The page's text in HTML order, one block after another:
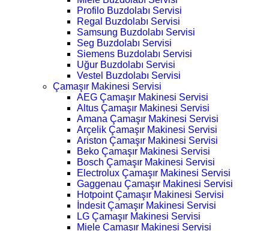
Profilo Buzdolabı Servisi
Regal Buzdolabı Servisi
Samsung Buzdolabı Servisi
Seg Buzdolabı Servisi
Siemens Buzdolabı Servisi
Uğur Buzdolabı Servisi
Vestel Buzdolabı Servisi
Çamaşır Makinesi Servisi
AEG Çamaşır Makinesi Servisi
Altus Çamaşır Makinesi Servisi
Amana Çamaşır Makinesi Servisi
Arçelik Çamaşır Makinesi Servisi
Ariston Çamaşır Makinesi Servisi
Beko Çamaşır Makinesi Servisi
Bosch Çamaşır Makinesi Servisi
Electrolux Çamaşır Makinesi Servisi
Gaggenau Çamaşır Makinesi Servisi
Hotpoint Çamaşır Makinesi Servisi
İndesit Çamaşır Makinesi Servisi
LG Çamaşır Makinesi Servisi
Miele Çamaşır Makinesi Servisi